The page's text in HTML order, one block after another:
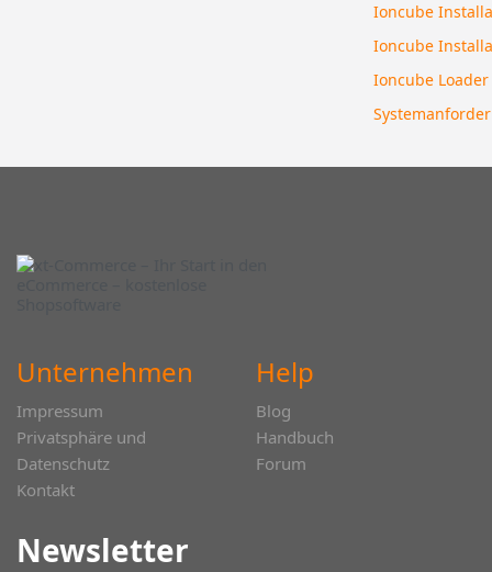
Ioncube
Ioncube
Ioncube
Unternehmen
Impressum
Privatsphäre und
Datenschutz
Kontakt
Help
Blog
Handbuch
Forum
Newsletter